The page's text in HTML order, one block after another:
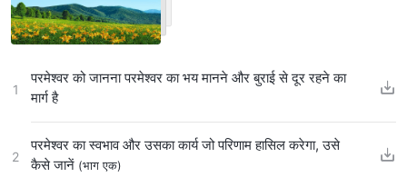
1
परमेश्वर को जानना परमेश्वर का भय मानने और बुराई से दूर रहने का
मार्ग है
2
परमेश्वर का स्वभाव और उसका कार्य जो परिणाम हासिल करेगा, उसे
कैसे जानें (भाग एक)